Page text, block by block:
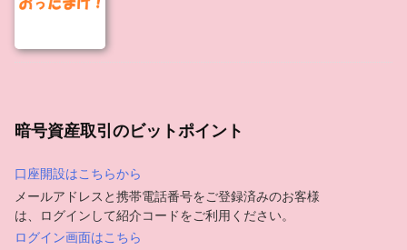
暗号資産取引のビットポイント
口座開設はこちらから
メールアドレスと携帯電話番号をご登録済みのお客様
は、ログインして紹介コードをご利用ください。
ログイン画面はこちら